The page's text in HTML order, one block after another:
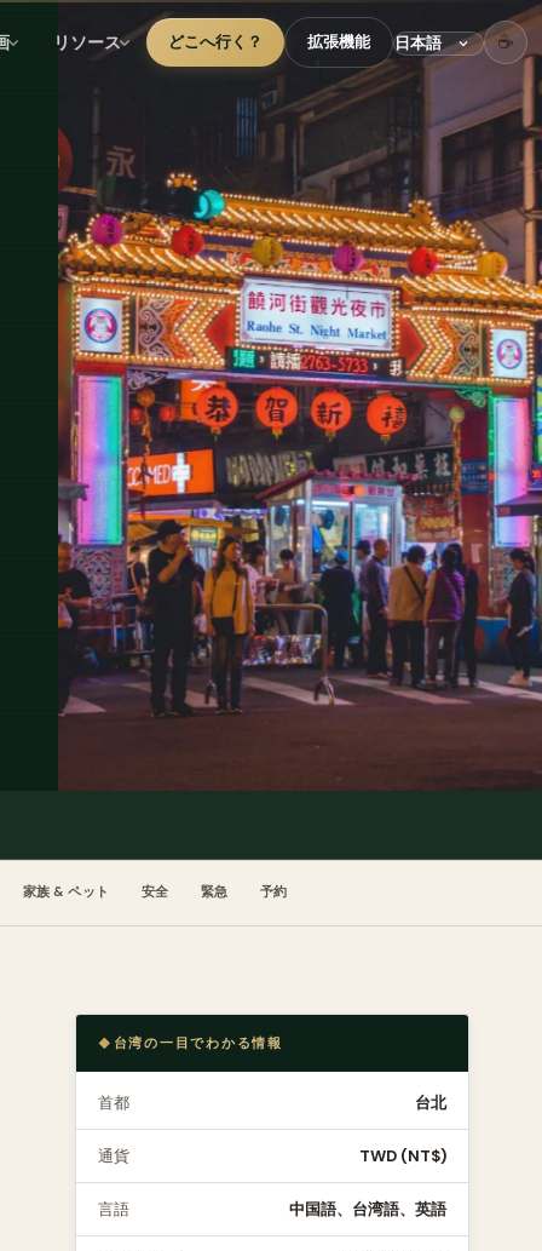
リソース どこへ行く？ 拡張機能 ☕
家族 & ペット 安全 緊急 予約
台湾の一目でわかる情報
首都 台北
通貨 TWD (NT$)
言語 中国語、台湾語、英語